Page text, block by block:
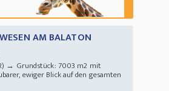
AM BALATON
→ Grundstück: 7003 m2 mit
ewiger Blick auf den gesamten